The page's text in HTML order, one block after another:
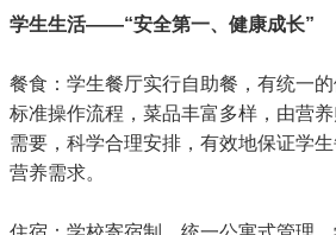
学生生活——“安全第一、健康成长”
餐食：学生餐厅实行自助餐，有统一
标准操作流程，菜品丰富多样，由营
需要，科学合理安排，有效地保证学
营养需求。